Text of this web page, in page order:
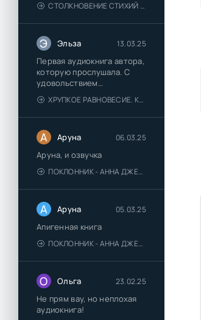
СТОЛКНОВЕНИЕ СТИХИЙ - ВАЛЕРИЙ ГУМИНСКИЙ
Э Эльза 13.03.25
Первая аудиокнига автора,
которую прослушала. С
удовольствием
познакомлюсь и с другими.
ХРУПКОЕ РАВНОВЕСИЕ. КНИГА 1 - АНА ШЕРРИ
А Аруна 06.03.25
Аруна, и озвучка
ПОКЛОННИК - АННА ДЖЕЙН
А Аруна 05.03.25
Апигенная книга
ПОКЛОННИК - АННА ДЖЕЙН
О Ольга 23.02.25
Не прям вау, но неплохая
аудиокнига!